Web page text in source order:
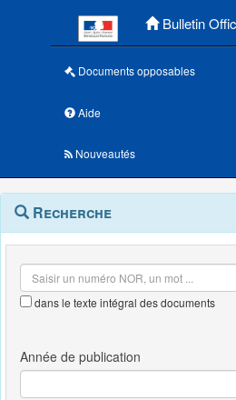
Bulletin
Documents opposables
Aide
Nouveautés
Navigation
outils
Menu
contextuel
Recherche
dans le texte intégral des documents